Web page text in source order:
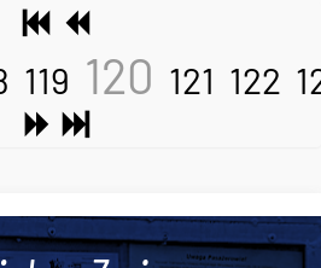
119 120 121 122